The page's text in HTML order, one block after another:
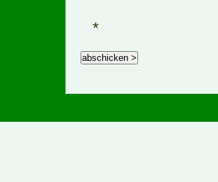
*